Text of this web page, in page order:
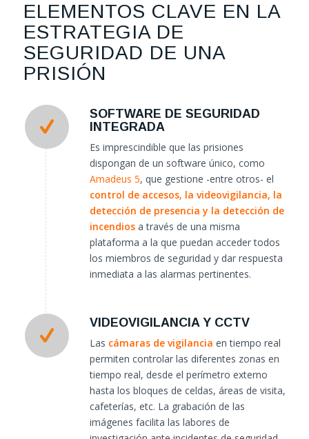
ELEMENTOS CLAVE EN LA
ESTRATEGIA DE
SEGURIDAD DE UNA
PRISIÓN
SOFTWARE DE SEGURIDAD
INTEGRADA
Es imprescindible que las prisiones
dispongan de un software único, como
Amadeus 5, que gestione -entre otros- el
control de accesos, la videovigilancia, la
detección de presencia y la detección de
incendiosa través de una misma
plataforma a la que puedan acceder todos
los miembros de seguridad y dar respuesta
inmediata a las alarmas pertinentes.
VIDEOVIGILANCIA Y CCTV
Las cámaras de vigilancia en tiempo real
permiten controlar las diferentes zonas en
tiempo real, desde el perímetro externo
hasta los bloques de celdas, áreas de visita,
cafeterías, etc. La grabación de las
imágenes facilita las labores de